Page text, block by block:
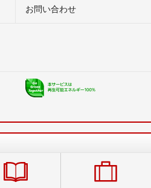
お問い合わせ